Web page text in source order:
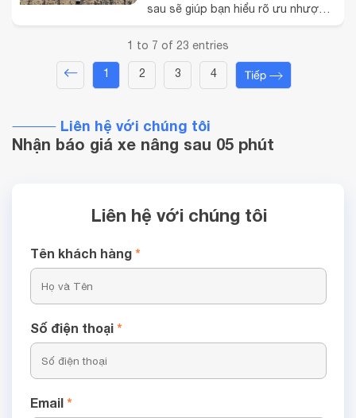
sau sẽ giúp bạn hiểu rõ ưu nhược
giá xe nâng 3 tấn, giá xe nâng điện 2
tấn và nhiều mức tải khác để chọn
phương án phù hợp nhất. Khi lựa
chọn xe nâng hàng tải trọng từ 2
1 to 7 of 23 entries
1 2 3 4
Liên hệ với chúng tôi
Nhận báo giá xe nâng sau 05 phút
Liên hệ với chúng tôi
Tên khách hàng *
Số điện thoại *
Email *